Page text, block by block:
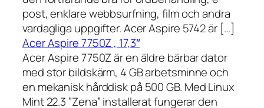
post, enklare webbsurfning, film och andra
vardagliga uppgifter. Acer Aspire 5742 är […]
Acer Aspire 7750Z , 17,3″
Acer Aspire 7750Z är en äldre bärbar dator
med stor bildskärm, 4 GB arbetsminne och
en mekanisk hårddisk på 500 GB. Med Linux
Mint 22.3 ”Zena” installerat fungerar den